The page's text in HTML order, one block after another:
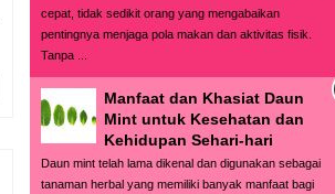
cepat, tidak sedikit orang yang mengabaikan
pentingnya menjaga pola makan dan aktivitas fisik.
Tanpa ...
Manfaat dan Khasiat Daun
Mint untuk Kesehatan dan
Kehidupan Sehari-hari
Daun mint telah lama dikenal dan digunakan sebagai
tanaman herbal yang memiliki banyak manfaat bagi